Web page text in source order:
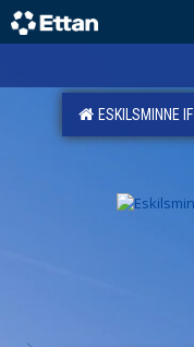
ESKILSMINNE IF